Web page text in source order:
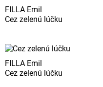
FILLA Emil
Cez zelenú lúčku
FILLA Emil
Cez zelenú lúčku